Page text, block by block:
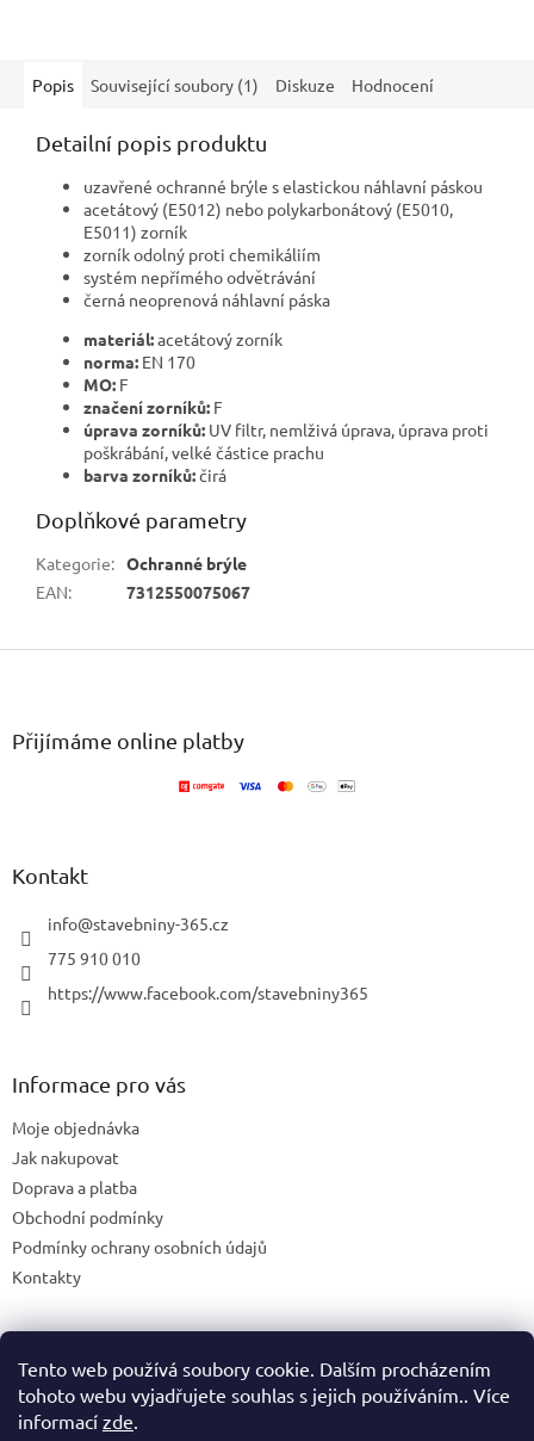
Tento web používá soubory cookie. Dalším procházením
tohoto webu vyjadřujete souhlas s jejich používáním.. Více
informací zde.
Popis Související soubory (1) Diskuze Hodnocení
Detailní popis produktu
uzavřené ochranné brýle s elastickou náhlavní páskou
acetátový (E5012) nebo polykarbonátový (E5010,
E5011) zorník
zorník odolný proti chemikáliím
systém nepřímého odvětrávání
černá neoprenová náhlavní páska
materiál:acetátový zorník
norma: EN 170
MO: F
značení zorníků: F
úprava zorníků: UV filtr, nemlživá úprava, úprava proti
poškrábání, velké částice prachu
barva zorníků:čirá
Doplňkové parametry
Kategorie: Ochranné brýle
EAN: 7312550075067
Přijímáme online platby
Kontakt
info@stavebniny-365.cz
775 910 010
https://www.facebook.com/stavebniny365
Informace pro vás
Moje objednávka
Jak nakupovat
Doprava a platba
Obchodní podmínky
Podmínky ochrany osobních údajů
Kontakty
Blog